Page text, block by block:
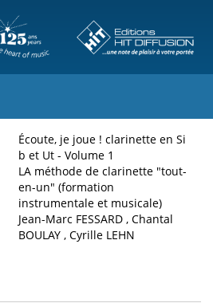
Écoute, je joue ! clarinette en Si
b et Ut - Volume 1
LA méthode de clarinette "tout-
en-un" (formation
instrumentale et musicale)
Jean-Marc FESSARD , Chantal
BOULAY , Cyrille LEHN